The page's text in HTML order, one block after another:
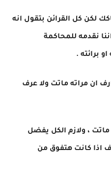
لكن كل القرائن بتقول انه
نقدمه للمحاكمة
برائته .
ان مراته ماتت ولا عرف
ماتت ، ولازم الكل يفضل
اذا كانت هتفوق من